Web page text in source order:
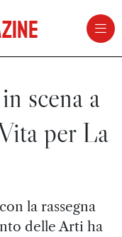
scena a
per La
la rassegna
delle Arti ha